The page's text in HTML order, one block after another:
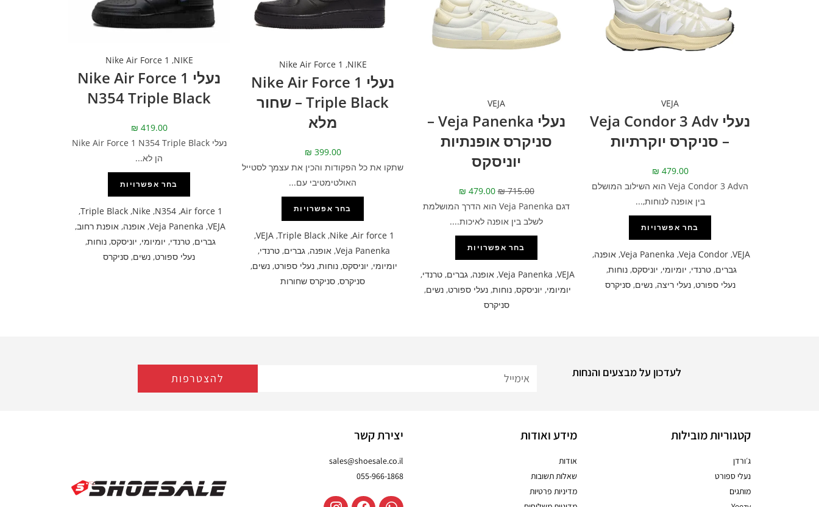
VEJA
נעלי Veja Condor 3 Adv
– סניקרס יוקרתיות
₪ 479.00
הVeja Condor 3 Adv הוא השילוב המושלם
בין אופנה לנוחות,...
בחר אפשרויות
VEJA
,
Veja Condor
,
Veja Panenka
, אופנה,
גברים,טרנדי, יומיומי, יוניסקס,נוחות,
נעלי ספורט,נעלי ריצה,נשים,סניקרס
VEJA
נעלי Veja Panenka –
סניקרס אופנתיות
יוניסקס
₪715.00
₪ 479.00
דגם Veja Panenka הוא הדרך המושלמת
לשלב בין אופנה לאיכות....
בחר אפשרויות
VEJA
,
Veja Panenka
, אופנה, גברים, טרנדי,
יומיומי, יוניסקס, נוחות, נעלי ספורט, נשים,
סניקרס
NIKE
,
Nike Air Force 1
נעלי Nike Air Force 1
Triple Black – שחור
מלא
₪ 399.00
שתקו את כל הפקודות והכין את עצמך לסטייל
האולטימטיבי עם...
בחר אפשרויות
Air force 1
,
Nike
,
Triple Black
,
VEJA
,
Veja Panenka
, אופנה, גברים, טרנדי,
יומיומי, יוניסקס, נוחות, נעלי ספורט, נשים,
סניקרס, סניקרס שחורות
NIKE
,
Nike Air Force 1
נעלי Nike Air Force 1
N354 Triple Black
₪ 419.00
נעלי Nike Air Force 1 N354 Triple Black
הן לא...
בחר אפשרויות
Air force 1
,
N354
,
Nike
,
Triple Black
,
VEJA
,
Veja Panenka
, אופנה, אופנת רחוב,
גברים,טרנדי, יומיומי, יוניסקס,נוחות,
נעלי ספורט, נשים, סניקרס
לעדכון על מבצעים והנחות להצטרפות
קטגוריות מובילות
ג׳ורדן
נעלי ספורט
מותגים
מידע ואודות
אודות
שאלות תשובות
מדיניות פרטיות
יצירת קשר
sales@shoesale.co.il
055-966-1868